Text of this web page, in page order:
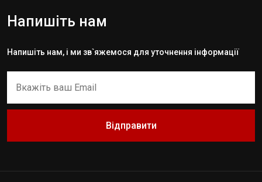
Напишіть нам
Напишіть нам, і ми зв`яжемося для уточнення інформації
Відправити